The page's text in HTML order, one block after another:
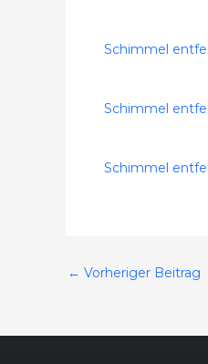
Schimmel
Schimmel
Schimmel
← Vorheriger Beitrag